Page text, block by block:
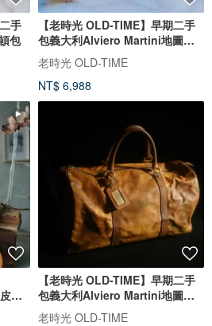
手
包
【老時光 OLD-TIME】早期二手
包義大利Alviero Martini地圖肩
背包
老時光 OLD-TIME
NT$ 6,988
焦
【老時光 OLD-TIME】早期二手
包義大利Alviero Martini地圖行
李袋
老時光 OLD-TIME